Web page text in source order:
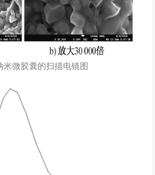
米微胶囊的扫描电镜图